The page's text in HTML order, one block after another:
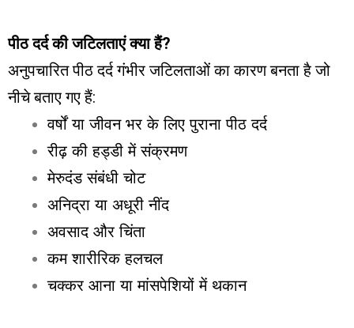
पीठ दर्द की जटिलताएं क्या हैं?
अनुपचारित पीठ दर्द गंभीर जटिलताओं का कारण बनता है जो
नीचे बताए गए हैं:
वर्षों या जीवन भर के लिए पुराना पीठ दर्द
रीढ़ की हड्डी में संक्रमण
मेरुदंड संबंधी चोट
अनिद्रा या अधूरी नींद
अवसाद और चिंता
कम शारीरिक हलचल
चक्कर आना या मांसपेशियों में थकान